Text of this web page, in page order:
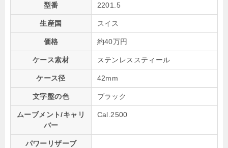
型番 2201.5
生産国 スイス
価格 約40万円
ケース素材 ステンレススティール
ケース径 42mm
文字盤の色 ブラック
ムーブメント/キャリ
バー
Cal.2500
パワーリザーブ